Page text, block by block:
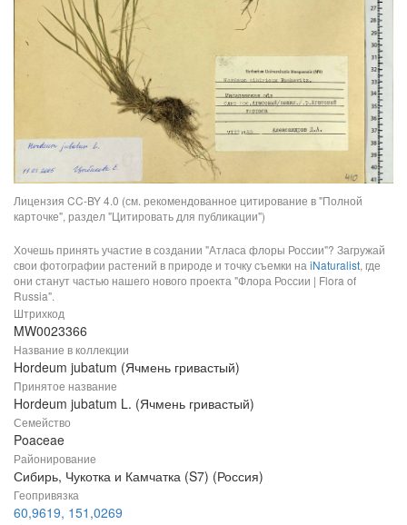
Лицензия CC-BY 4.0 (см. рекомендованное цитирование в "Полной
карточке", раздел "Цитировать для публикации")
Хочешь принять участие в создании "Атласа флоры России"? Загружай
свои фотографии растений в природе и точку съемки на iNaturalist, где
они станут частью нашего нового проекта "Флора России | Flora of
Russia".
Штрихкод
MW0023366
Название в коллекции
Hordeum jubatum (Ячмень гривастый)
Принятое название
Hordeum jubatum L. (Ячмень гривастый)
Семейство
Poaceae
Районирование
Сибирь, Чукотка и Камчатка (S7) (Россия)
Геопривязка
60,9619, 151,0269